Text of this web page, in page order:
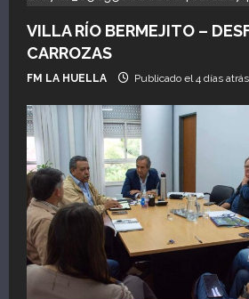
ó
n
d
e
e
n
t
r
VILLA RÍO BERMEJITO –
CARROZAS
FM LA HUELLA Publicado el 4 días atrás